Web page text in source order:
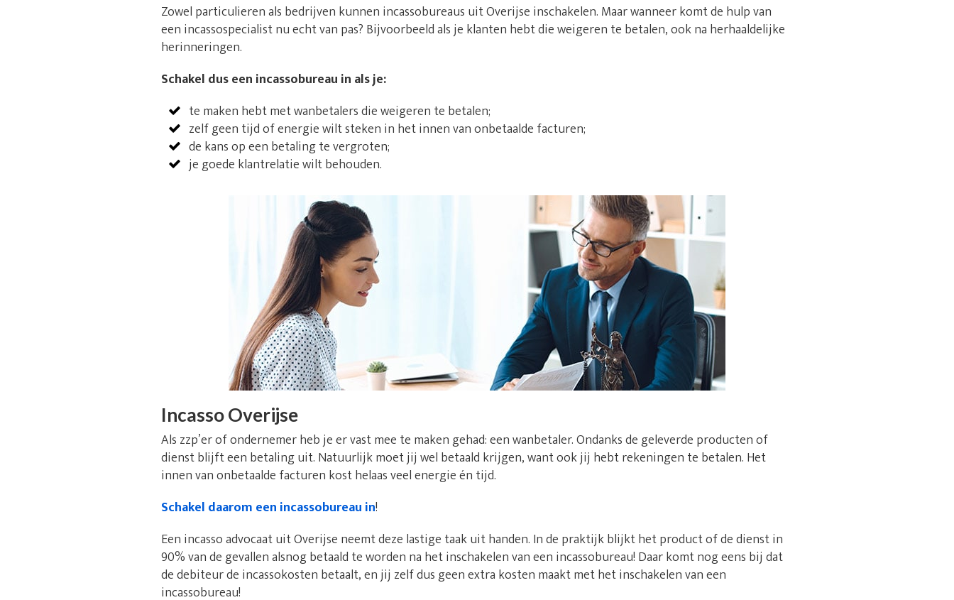
Zowel particulieren als bedrijven kunnen incassobureaus uit Overijse inschakelen. Maar wanneer komt de hulp van
een incassospecialist nu echt van pas? Bijvoorbeeld als je klanten hebt die weigeren te betalen, ook na herhaaldelijke
herinneringen.
Schakel dus een incassobureau in als je:
te maken hebt met wanbetalers die weigeren te betalen;
zelf geen tijd of energie wilt steken in het innen van onbetaalde facturen;
de kans op een betaling te vergroten;
je goede klantrelatie wilt behouden.
Incasso Overijse
Als zzp’er of ondernemer heb je er vast mee te maken gehad: een wanbetaler. Ondanks de geleverde producten of
dienst blijft een betaling uit. Natuurlijk moet jij wel betaald krijgen, want ook jij hebt rekeningen te betalen. Het
innen van onbetaalde facturen kost helaas veel energie én tijd.
Schakel daarom een incassobureau in!
Een incasso advocaat uit Overijse neemt deze lastige taak uit handen. In de praktijk blijkt het product of de dienst in
90% van de gevallen alsnog betaald te worden na het inschakelen van een incassobureau! Daar komt nog eens bij dat
de debiteur de incassokosten betaalt, en jij zelf dus geen extra kosten maakt met het inschakelen van een
incassobureau!